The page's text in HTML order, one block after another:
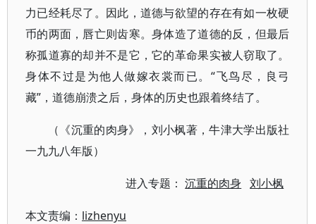
力已经耗尽了。因此，道德与欲望的存在有如一枚硬
币的两面，唇亡则齿寒。身体造了道德的反，但最后
称孤道寡的却并不是它，它的革命果实被人窃取了。
身体不过是为他人做嫁衣裳而已。“飞鸟尽，良弓
藏”，道德崩溃之后，身体的历史也跟着终结了。
（《沉重的肉身》，刘小枫著，牛津大学出版社
一九九八年版）
进入专题：沉重的肉身 刘小枫
本文责编： lizhenyu